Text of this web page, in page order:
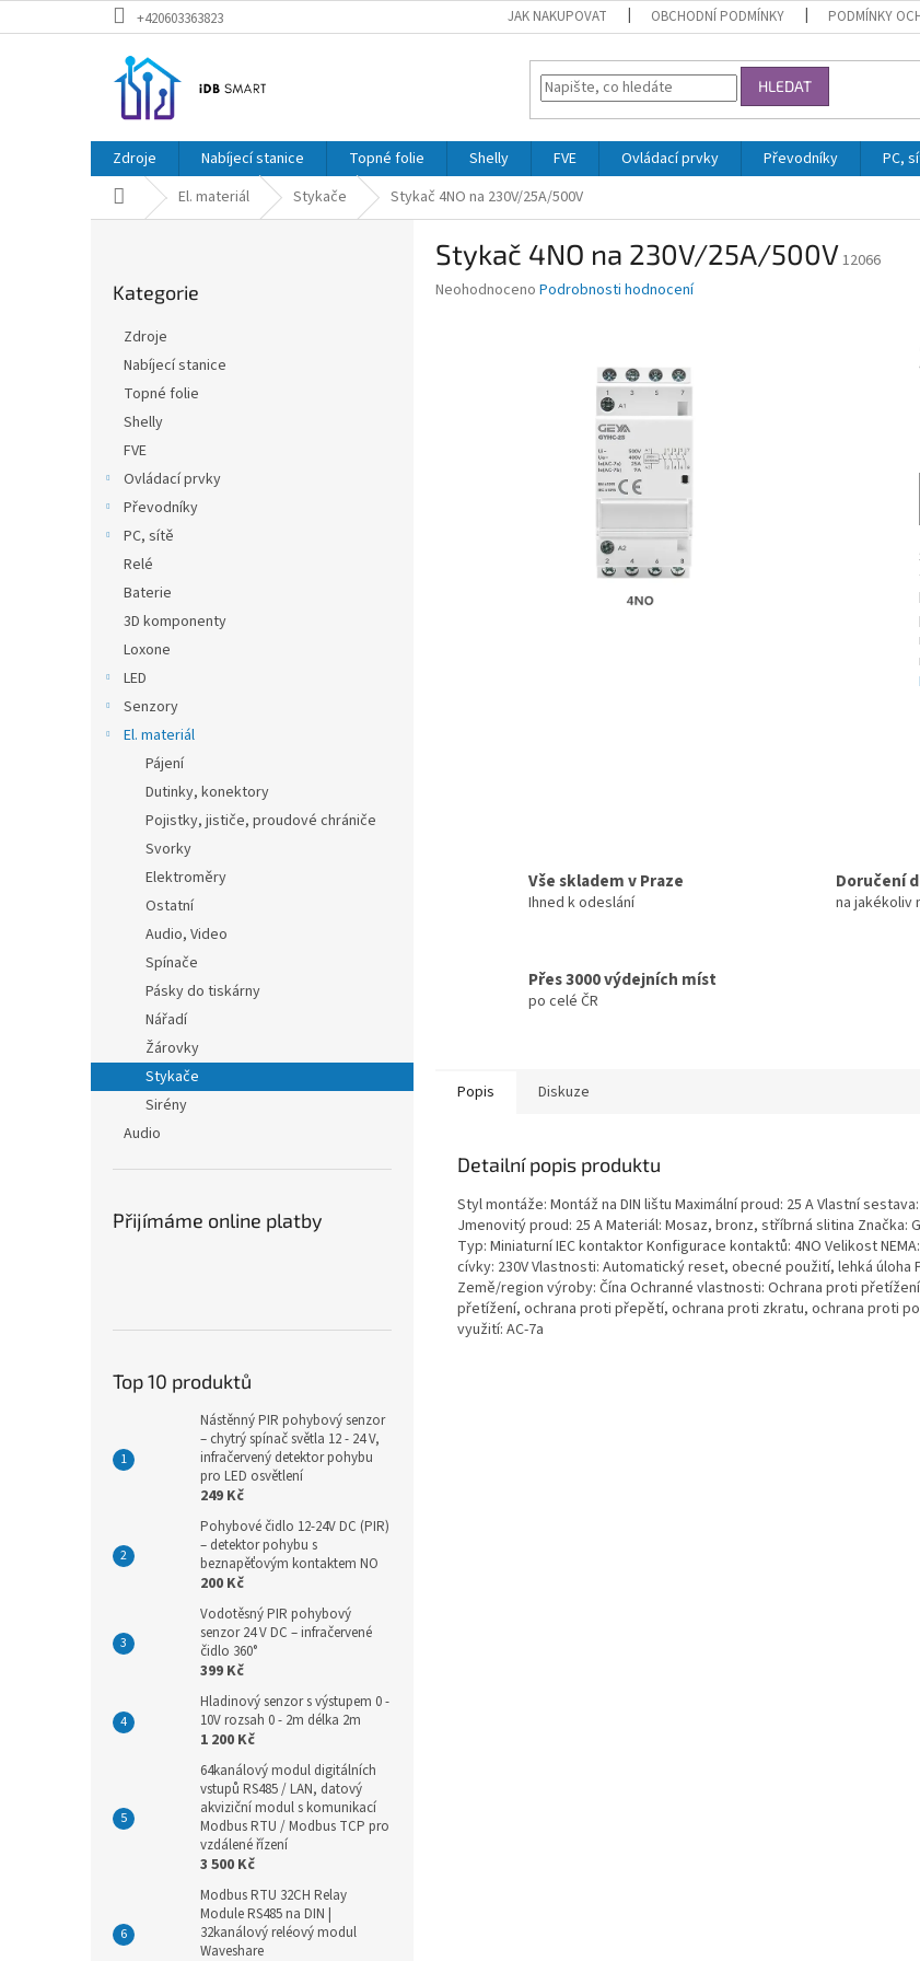
na
+420603363823 JAK NAKUPOVAT OBCHODNÍ PODMÍNKY PODMÍNKY
HLEDAT
Zdroje Nabíjecí stanice Topné folie Shelly FVE Ovládací prvky Převodníky PC,
Domů El. materiál Stykače Stykač 4NO na 230V/25A/500V
kategorie
Kategorie
Zdroje
Nabíjecí stanice
Topné folie
Shelly
FVE
Ovládací prvky
Převodníky
PC, sítě
Relé
Baterie
3D komponenty
Loxone
LED
Senzory
El. materiál
Pájení
Dutinky, konektory
Pojistky, jističe, proudové chrániče
Svorky
Elektroměry
Ostatní
Audio, Video
Spínače
Pásky do tiskárny
Nářadí
Žárovky
Stykače
Sirény
Audio
Přijímáme online platby
Top 10 produktů
Nástěnný PIR pohybový senzor
– chytrý spínač světla 12 - 24 V,
infračervený detektor pohybu
pro LED osvětlení
249 Kč
Pohybové čidlo 12-24V DC (PIR)
– detektor pohybu s
beznapěťovým kontaktem NO
200 Kč
Vodotěsný PIR pohybový
senzor 24 V DC – infračervené
čidlo 360°
399 Kč
Hladinový senzor s výstupem 0 -
10V rozsah 0 - 2m délka 2m
1 200 Kč
64kanálový modul digitálních
vstupů RS485 / LAN, datový
akviziční modul s komunikací
Modbus RTU / Modbus TCP pro
vzdálené řízení
3 500 Kč
Modbus RTU 32CH Relay
Module RS485 na DIN |
32kanálový reléový modul
Waveshare
Stykač 4NO na 230V/25A/500V12066
Průměrné
Neohodnoceno Podrobnosti hodnocení
Vše skladem v Praze
Ihned k odeslání
Doručení
na jakékoliv
Přes 3000 výdejních míst
po celé ČR
Popis Diskuze
Detailní popis produktu
Styl montáže: Montáž na DIN lištu Maximální proud: 25 A Vlastní
Jmenovitý proud: 25 A Materiál: Mosaz, bronz, stříbrná slitina Značka:
Typ: Miniaturní IEC kontaktor Konfigurace kontaktů: 4NO Velikost
cívky: 230V Vlastnosti: Automatický reset, obecné použití, lehká úloha
Země/region výroby: Čína Ochranné vlastnosti: Ochrana proti
přetížení, ochrana proti přepětí, ochrana proti zkratu, ochrana proti
využití: AC-7a